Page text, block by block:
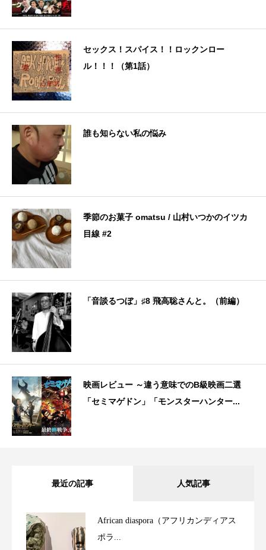
セックス！スパイス！！ロックンロー
ル！！！（第1話）
誰も知らない私の悩み
季節のお菓子 omatsu / 山村いつかのイツカ
目線 #2
「音談るつぼ」♯8 飛高聡さんと。（前編）
映画レビュー ～違う意味でのB級映画二選
「セミマゲドン」「モンスターハンター...
最近の記事 人気記事
African diaspora（アフリカンディアス
ポラ...